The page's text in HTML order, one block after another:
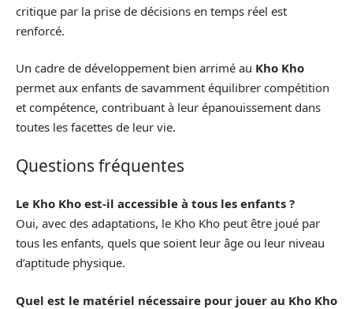
critique par la prise de décisions en temps réel est
renforcé.
Un cadre de développement bien arrimé au Kho Kho
permet aux enfants de savamment équilibrer compétition
et compétence, contribuant à leur épanouissement dans
toutes les facettes de leur vie.
Questions fréquentes
Le Kho Kho est-il accessible à tous les enfants ?
Oui, avec des adaptations, le Kho Kho peut être joué par
tous les enfants, quels que soient leur âge ou leur niveau
d’aptitude physique.
Quel est le matériel nécessaire pour jouer au Kho Kho